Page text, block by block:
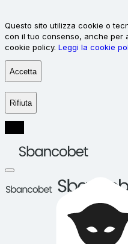
Questo sito utilizza cookie o
con il tuo consenso, anche per
cookie policy. Leggi la cookie
Accetta
Rifiuta